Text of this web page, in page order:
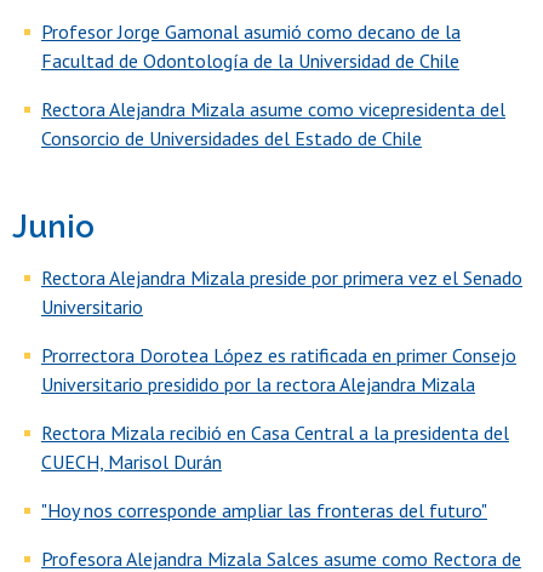
Profesor Jorge Gamonal asumió como decano de la
Facultad de Odontología de la Universidad de Chile
Rectora Alejandra Mizala asume como vicepresidenta del
Consorcio de Universidades del Estado de Chile
Junio
Rectora Alejandra Mizala preside por primera vez el Senado
Universitario
Prorrectora Dorotea López es ratificada en primer Consejo
Universitario presidido por la rectora Alejandra Mizala
Rectora Mizala recibió en Casa Central a la presidenta del
CUECH, Marisol Durán
"Hoy nos corresponde ampliar las fronteras del futuro"
Profesora Alejandra Mizala Salces asume como Rectora de